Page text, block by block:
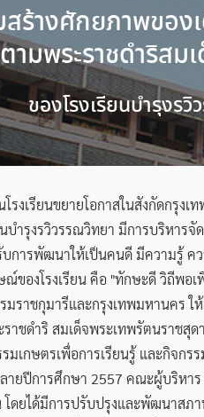
สร้างศักยภาพขอ
ตามพระราชดำริสม
ของโรงเรียนบำรุงร
นโรงเรียนขยายโอกาสในสังกัด
นบำรุงรวิวรรณวิทยา มีการบริหา
การพัฒนาให้เป็นคนดี มีความรู้ ค
ของโรงเรียน คือ "ทักษะดี วิถีพอ
ราชกุมารีและกรุงเทพมหานคร ใ
ชดำริ สมเด็จพระเทพรัตนราชสุ
มเกษตรเพื่อการเรียนรู้ และกิจกร
ยปีการศึกษา 2557 คณะผู้บริหาร
ดยได้มีการปรับปรุงและพัฒนาสภ